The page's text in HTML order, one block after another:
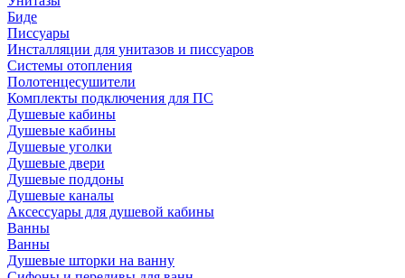
Биде
Писсуары
Инсталляции для унитазов и писсуаров
Системы отопления
Полотенцесушители
Комплекты подключения для ПС
Душевые кабины
Душевые кабины
Душевые уголки
Душевые двери
Душевые поддоны
Душевые каналы
Аксессуары для душевой кабины
Ванны
Ванны
Душевые шторки на ванну